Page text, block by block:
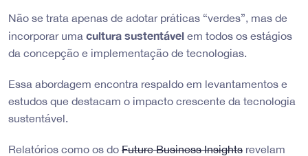
Não se trata apenas de adotar práticas “verdes”, mas de
incorporar uma cultura sustentável em todos os estágios
da concepção e implementação de tecnologias.
Essa abordagem encontra respaldo em levantamentos e
estudos que destacam o impacto crescente da tecnologia
sustentável.
Relatórios como os do Future Business Insights revelam